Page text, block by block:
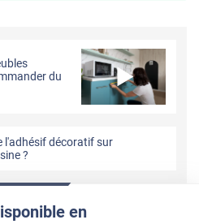
du
l'adhésif décoratif sur
?
en